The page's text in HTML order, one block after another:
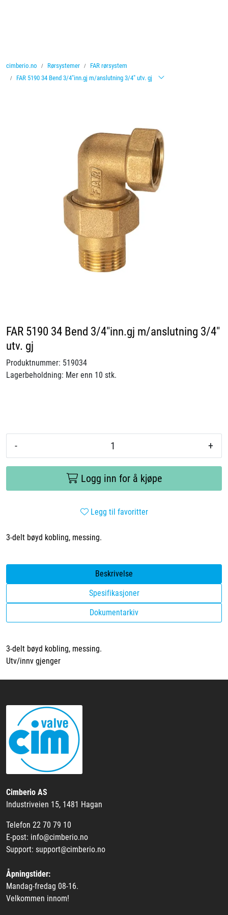
cimberio.no Rørsystemer
FAR rørsystem
FAR 5190 34 Bend 3/4"inn.gj m/anslutning 3/4" utv. gj
FAR 5190 34 Bend 3/4"inn.gj m/anslutning 3/4"
utv. gj
Produktnummer: 519034
Lagerbeholdning: Mer enn 10 stk.
- +
Logg inn for å kjøpe
Legg til favoritter
3-delt bøyd kobling, messing.
Beskrivelse
Spesifikasjoner
Dokumentarkiv
3-delt bøyd kobling, messing.
Utv/innv gjenger
Cimberio AS
Industriveien 15, 1481 Hagan
Telefon 22 70 79 10
E-post: info@cimberio.no
Support: support@cimberio.no
Åpningstider:
Mandag-fredag 08-16.
Velkommen innom!
Vannbehandling
Blogg
Miljø og bærekraft
Salgsbetingelser